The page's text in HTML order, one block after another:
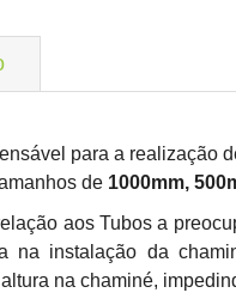
para a realização
de 1000mm,
aos Tubos a
na instalação da
na chaminé,